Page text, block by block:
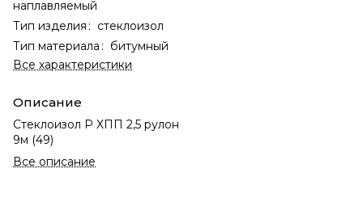
наплавляемый
Тип изделия : стеклоизол
Тип материала : битумный
Все характеристики
Описание
Стеклоизол Р ХПП 2,5 рулон
9м (49)
Все описание